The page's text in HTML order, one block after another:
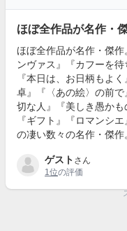
ほぼ全作品が名作・
ほぼ全作品が名作・傑
ンヴァス』『カフーを待
『本日は、お日柄もよ
卓』『〈あの絵〉の前
切な人』『美しき愚かも
『ギフト』『ロマン
の凄い数々の名作・傑作
ゲスト さん
1位の評価